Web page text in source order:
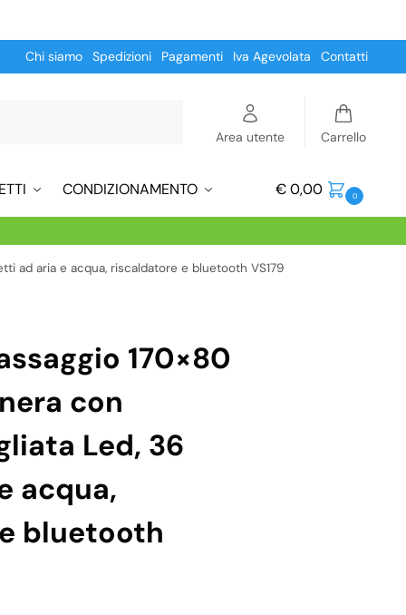
Chi siamo Spedizioni Pagamenti Iva Agevolata Contatti
Area utente Carrello
CONDIZIONAMENTO €0,00 0
ad aria e acqua, riscaldatore e bluetooth VS179
170×80
con
Led, 36
acqua,
bluetooth